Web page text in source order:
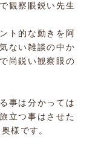
観察眼鋭い先生
ト的な動きを阿
ない雑談の中か
尚鋭い観察眼の
事は分かっては
立つ事はさせた
様です。